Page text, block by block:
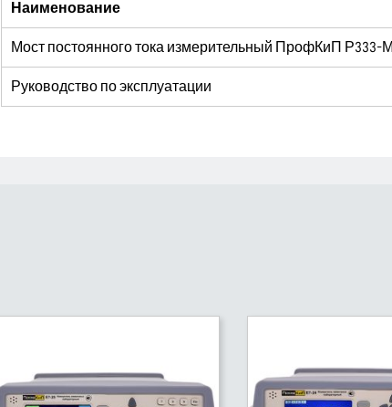
Наименование
Мост постоянного тока измерительный ПрофКиП Р333-
Руководство по эксплуатации